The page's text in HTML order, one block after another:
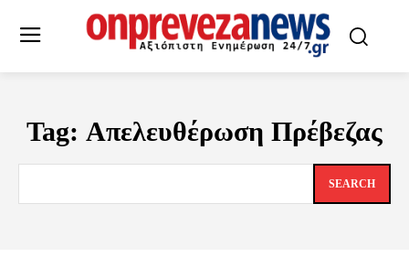
Tag: Απελευθέρωση Πρέβεζας
SEARCH